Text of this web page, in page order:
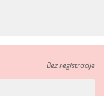
Bez registracije